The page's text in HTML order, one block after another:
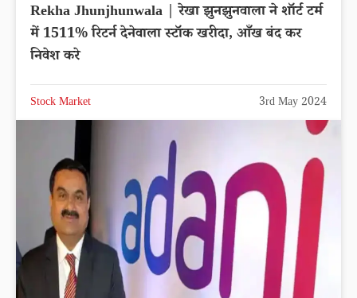
Rekha Jhunjhunwala | रेखा झुनझुनवाला ने शॉर्ट टर्म
में 1511% रिटर्न देनेवाला स्टॉक खरीदा, आँख बंद कर
निवेश करे
Stock Market 3rd May 2024